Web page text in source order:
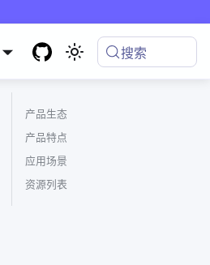
搜索
产品生态
产品特点
应用场景
资源列表